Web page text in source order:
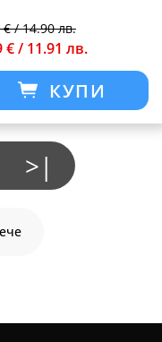
€ / 14.90 лв.
€ / 11.91 лв.
КУПИ
>|